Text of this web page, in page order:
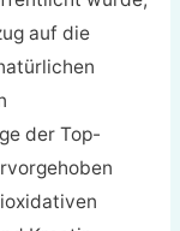
auf die
der Top-